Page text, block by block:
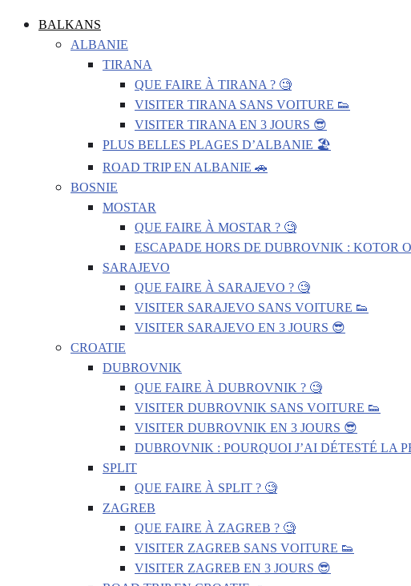
BALKANS
ALBANIE
TIRANA
QUE FAIRE À TIRANA ? 🧐
VISITER TIRANA SANS VOITURE 👟
VISITER TIRANA EN 3 JOURS 😎
PLUS BELLES PLAGES D’ALBANIE 🏖️
ROAD TRIP EN ALBANIE 🚗
BOSNIE
MOSTAR
QUE FAIRE À MOSTAR ? 🧐
ESCAPADE HORS DE DUBROVNIK : KOTOR
SARAJEVO
QUE FAIRE À SARAJEVO ? 🧐
VISITER SARAJEVO SANS VOITURE 👟
VISITER SARAJEVO EN 3 JOURS 😎
CROATIE
DUBROVNIK
QUE FAIRE À DUBROVNIK ? 🧐
VISITER DUBROVNIK SANS VOITURE 👟
VISITER DUBROVNIK EN 3 JOURS 😎
DUBROVNIK : POURQUOI J’AI DÉTESTÉ LA
SPLIT
QUE FAIRE À SPLIT ? 🧐
ZAGREB
QUE FAIRE À ZAGREB ? 🧐
VISITER ZAGREB SANS VOITURE 👟
VISITER ZAGREB EN 3 JOURS 😎